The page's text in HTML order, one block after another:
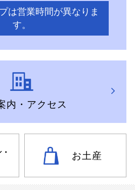
は営業時間が異なりま
す。
内・アクセス
お土産